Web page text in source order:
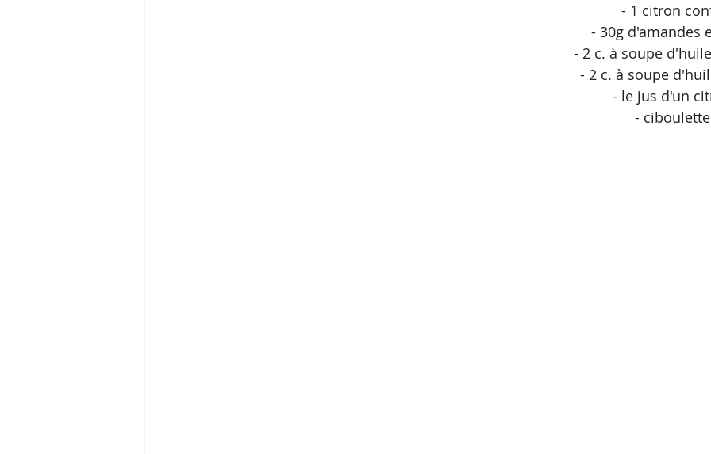
- 1 citron
- 30g d'amandes
- 2 c. à soupe
- 2 c. à soupe
- le jus d'un
- ciboulette